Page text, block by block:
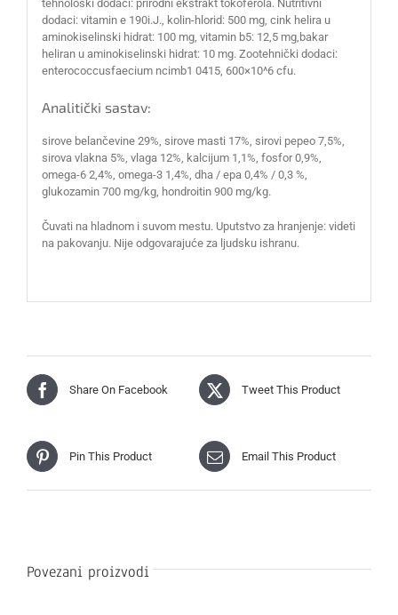
tehnološki dodaci: prirodni ekstrakt tokoferola. Nutritivni
dodaci: vitamin e 190i.J., kolin-hlorid: 500 mg, cink helira u
aminokiselinski hidrat: 100 mg, vitamin b5: 12,5 mg,bakar
heliran u aminokiselinski hidrat: 10 mg. Zootehnički dodaci:
enterococcusfaecium ncimb1 0415, 600×10^6 cfu.
Analitički sastav:
sirove belančevine 29%, sirove masti 17%, sirovi pepeo 7,5%,
sirova vlakna 5%, vlaga 12%, kalcijum 1,1%, fosfor 0,9%,
omega-6 2,4%, omega-3 1,4%, dha / epa 0,4% / 0,3 %,
glukozamin 700 mg/kg, hondroitin 900 mg/kg.
Čuvati na hladnom i suvom mestu. Uputstvo za hranjenje: videti
na pakovanju. Nije odgovarajuće za ljudsku ishranu.
Share On Facebook Tweet This Product
Pin This Product Email This Product
Povezani proizvodi